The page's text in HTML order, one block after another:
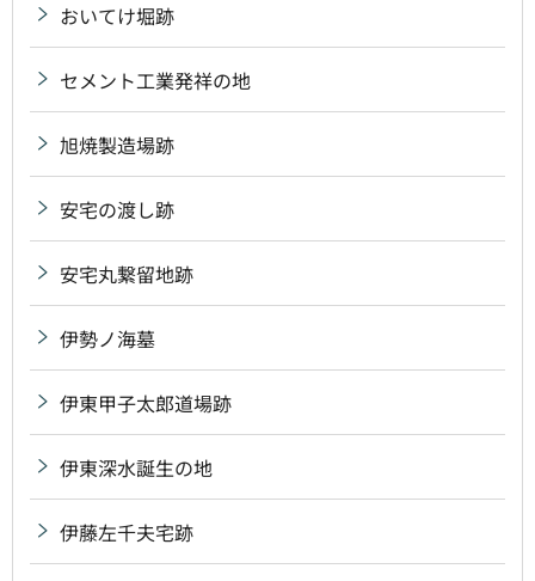
おいてけ堀跡
セメント工業発祥の地
旭焼製造場跡
安宅の渡し跡
安宅丸繋留地跡
伊勢ノ海墓
伊東甲子太郎道場跡
伊東深水誕生の地
伊藤左千夫宅跡